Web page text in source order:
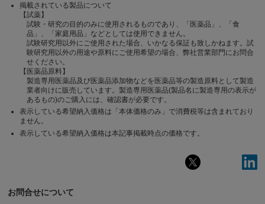
掲載されている製品について
【試薬】
試験・研究の目的のみに使用されるものであり、「医薬品」、「食
品」、「家庭用品」などとしては使用できません。
試験研究用以外にご使用された場合、いかなる保証も致しかねます。試
験研究用以外の用途や原料にご使用希望の場合、弊社営業部門にお問合
せください。
【医薬品原料】
製造専用医薬品及び医薬品添加物などを医薬品等の製造原料として製造
業者向けに販売しています。製造専用医薬品(製品名に製造専用の表示が
あるもの)のご購入には、確認書が必要です。
表示している希望納入価格は「本体価格のみ」で消費税等は含まれており
ません。
表示している希望納入価格は本記事掲載時点の価格です。
お問合せについて